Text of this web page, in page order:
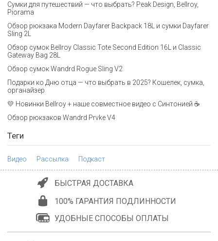
Сумки для путешествий — что выбрать? Peak Design, Bellroy,
Piorama
Обзор рюкзака Modern Dayfarer Backpack 18L и сумки Dayfarer
Sling 2L
Обзор сумок Bellroy Classic Tote Second Edition 16L и Classic
Gateway Bag 28L
Обзор сумок Wandrd Rogue Sling V2
Подарки ко Дню отца — что выбрать в 2025? Кошелек, сумка,
органайзер
💛 Новинки Bellroy + наше совместное видео с Синтонией ☕
Обзор рюкзаков Wandrd Prvke V4
Теги
Видео Рассылка Подкаст
БЫСТРАЯ ДОСТАВКА
100% ГАРАНТИЯ ПОДЛИННОСТИ
УДОБНЫЕ СПОСОБЫ ОПЛАТЫ